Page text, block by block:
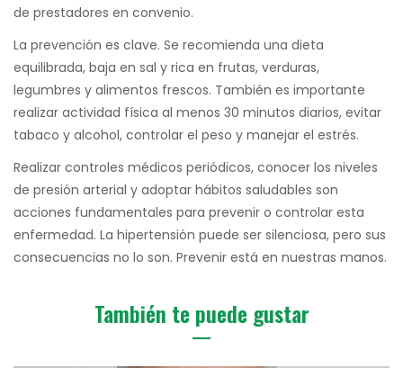
de prestadores en convenio.
La prevención es clave. Se recomienda una dieta
equilibrada, baja en sal y rica en frutas, verduras,
legumbres y alimentos frescos. También es importante
realizar actividad física al menos 30 minutos diarios, evitar
tabaco y alcohol, controlar el peso y manejar el estrés.
Realizar controles médicos periódicos, conocer los niveles
de presión arterial y adoptar hábitos saludables son
acciones fundamentales para prevenir o controlar esta
enfermedad. La hipertensión puede ser silenciosa, pero sus
consecuencias no lo son. Prevenir está en nuestras manos.
También te puede gustar